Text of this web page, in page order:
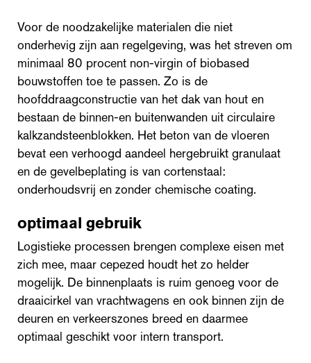
Voor de noodzakelijke materialen die niet
onderhevig zijn aan regelgeving, was het streven om
minimaal 80 procent non-virgin of biobased
bouwstoffen toe te passen. Zo is de
hoofddraagconstructie van het dak van hout en
bestaan de binnen-en buitenwanden uit circulaire
kalkzandsteenblokken. Het beton van de vloeren
bevat een verhoogd aandeel hergebruikt granulaat
en de gevelbeplating is van cortenstaal:
onderhoudsvrij en zonder chemische coating.
optimaal gebruik
Logistieke processen brengen complexe eisen met
zich mee, maar cepezed houdt het zo helder
mogelijk. De binnenplaats is ruim genoeg voor de
draaicirkel van vrachtwagens en ook binnen zijn de
deuren en verkeerszones breed en daarmee
optimaal geschikt voor intern transport.